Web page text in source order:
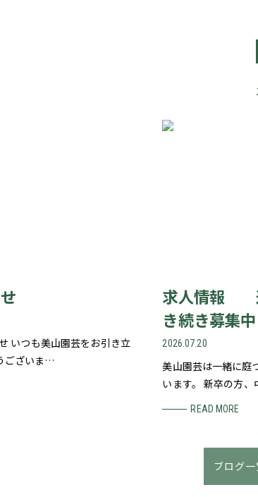
いつも美山園芸をお引き立
ございま…
求人情報
き続き募集中
2026.07.20
美山園芸は一緒に庭
います。 新卒の方
READ MORE
ブログ一